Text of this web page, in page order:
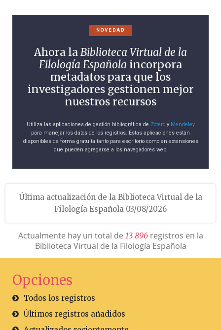
NOVEDAD
Ahora laBiblioteca Virtual de la
Filología Española incorpora
metadatos para que los
investigadores gestionen mejor
nuestros recursos
Utiliza las aplicaciones de gestión bibliográfica de Zoteroy Mendeley
para manejar los datos de los registros. Estas aplicaciones están
disponibles de forma gratuita tanto para escritorio como en extensiones
que pueden agregarse a los navegadores web.
Última actualización de la Biblioteca Virtual de la
Filología Española 03/08/2026
Actualmente hay un total de 13 896registros en la
Biblioteca Virtual de la Filología Española
Opciones
Todos los registros
Últimos registros añadidos